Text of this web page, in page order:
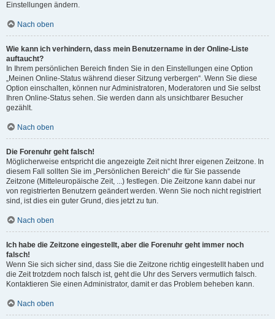
Einstellungen ändern.
Nach oben
Wie kann ich verhindern, dass mein Benutzername in der Online-Liste
auftaucht?
In Ihrem persönlichen Bereich finden Sie in den Einstellungen eine Option
„Meinen Online-Status während dieser Sitzung verbergen“. Wenn Sie diese
Option einschalten, können nur Administratoren, Moderatoren und Sie selbst
Ihren Online-Status sehen. Sie werden dann als unsichtbarer Besucher
gezählt.
Nach oben
Die Forenuhr geht falsch!
Möglicherweise entspricht die angezeigte Zeit nicht Ihrer eigenen Zeitzone. In
diesem Fall sollten Sie im „Persönlichen Bereich“ die für Sie passende
Zeitzone (Mitteleuropäische Zeit, ...) festlegen. Die Zeitzone kann dabei nur
von registrierten Benutzern geändert werden. Wenn Sie noch nicht registriert
sind, ist dies ein guter Grund, dies jetzt zu tun.
Nach oben
Ich habe die Zeitzone eingestellt, aber die Forenuhr geht immer noch
falsch!
Wenn Sie sich sicher sind, dass Sie die Zeitzone richtig eingestellt haben und
die Zeit trotzdem noch falsch ist, geht die Uhr des Servers vermutlich falsch.
Kontaktieren Sie einen Administrator, damit er das Problem beheben kann.
Nach oben